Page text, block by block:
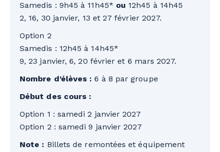
Samedis : 9h45 à 11h45* ou 12h45 à 14h45
2, 16, 30 janvier, 13 et 27 février 2027.
Option 2
Samedis : 12h45 à 14h45*
9, 23 janvier, 6, 20 février et 6 mars 2027.
Nombre d’élèves : 6 à 8 par groupe
Début des cours :
Option 1 : samedi 2 janvier 2027
Option 2 : samedi 9 janvier 2027
Note : Billets de remontées et équipement